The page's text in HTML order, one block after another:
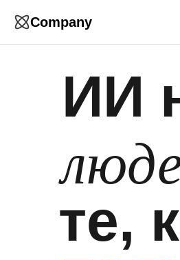
Company
ИИ
те,